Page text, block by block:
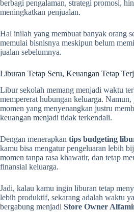
berbagi pengalaman, strategi promosi,
meningkatkan penjualan.
Hal inilah yang membuat banyak orang
memulai bisnisnya meskipun belum
jualan sebelumnya.
Liburan Tetap Seru, Keuangan Tetap
Libur sekolah memang menjadi waktu
mempererat hubungan keluarga. Namun,
momen yang menyenangkan justru
keuangan menjadi tidak terkendali.
Dengan menerapkan tips budgeting
kamu bisa mengatur pengeluaran lebih
momen tanpa rasa khawatir, dan tetap
finansial keluarga.
Jadi, kalau kamu ingin liburan tetap
lebih produktif, sekarang adalah waktu
bergabung menjadi Store Owner